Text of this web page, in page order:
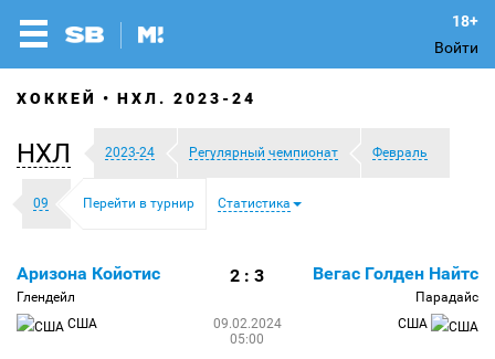
Войти
ХОККЕЙ НХЛ. 2023-24
НХЛ 2023-24 Регулярный чемпионат Февраль
09 Перейти в турнир Статистика
Аризона Койотис
Глендейл
США
2 : 3
09.02.2024
05:00
Вегас Голден Найтс
Парадайс
США